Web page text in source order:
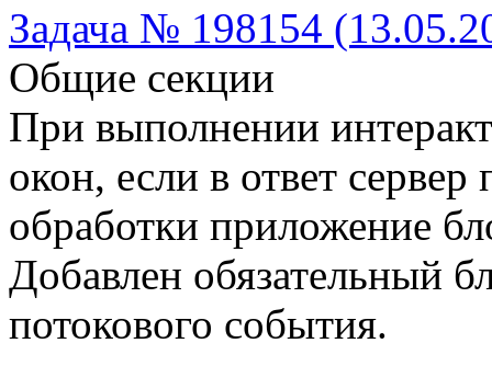
Задача № 198154
Общие секции
При выполнении
окон, если в ответ
обработки приложение
Добавлен обязательный
потокового события.